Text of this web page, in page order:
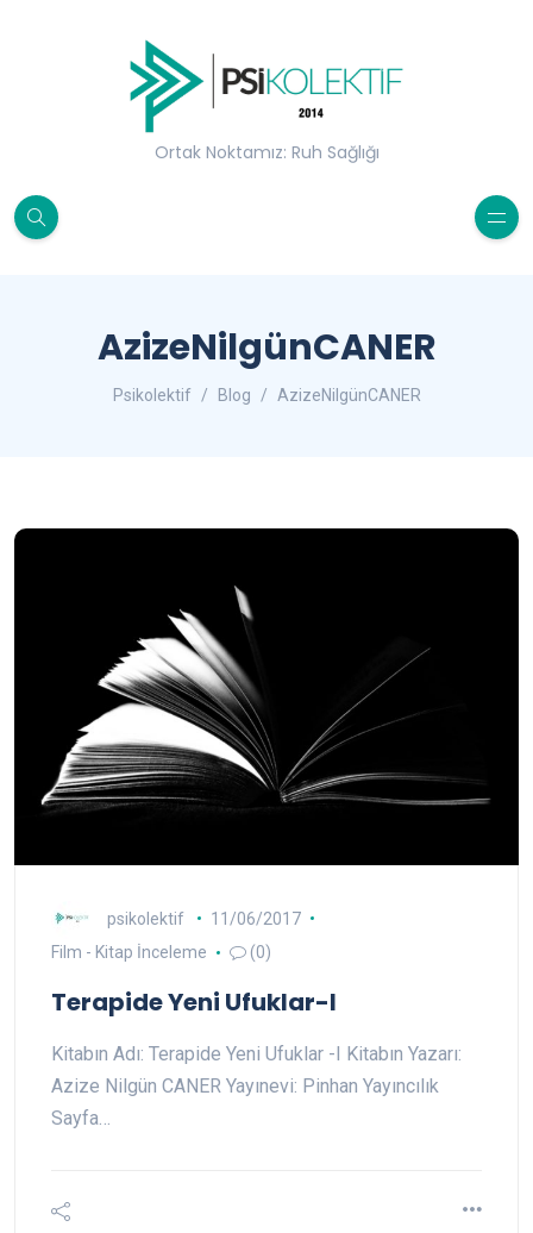
Ortak Noktamız: Ruh Sağlığı
AzizeNilgünCANER
Psikolektif Blog AzizeNilgünCANER
psikolektif
11/06/2017
Film - Kitap İnceleme
(0)
Terapide Yeni Ufuklar-I
Kitabın Adı: Terapide Yeni Ufuklar -I Kitabın Yazarı:
Azize Nilgün CANER Yayınevi: Pinhan Yayıncılık
Sayfa…